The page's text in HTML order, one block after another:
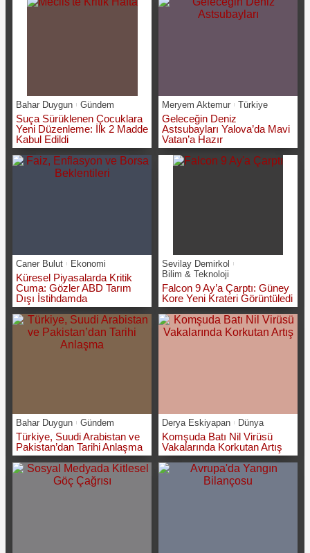
Bahar Duygun Gündem
Suça Sürüklenen Çocuklara
Yeni Düzenleme: İlk 2 Madde
Kabul Edildi
Meryem Aktemur Türkiye
Geleceğin Deniz
Astsubayları Yalova’da Mavi
Vatan’a Hazır
Caner Bulut Ekonomi
Küresel Piyasalarda Kritik
Cuma: Gözler ABD Tarım
Dışı İstihdamda
Sevilay Demirkol
Bilim & Teknoloji
Falcon 9 Ay’a Çarptı: Güney
Kore Yeni Krateri Görüntüledi
Bahar Duygun Gündem
Türkiye, Suudi Arabistan ve
Pakistan’dan Tarihi Anlaşma
Derya Eskiyapan Dünya
Komşuda Batı Nil Virüsü
Vakalarında Korkutan Artış